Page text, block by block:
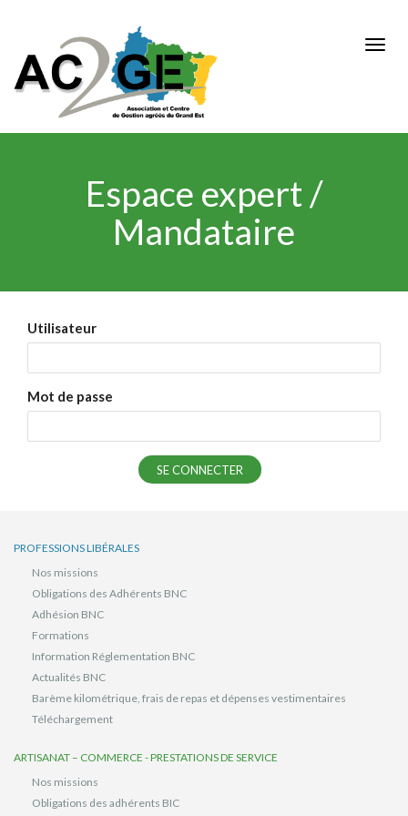
principal
Espace expert /
Mandataire
Texte
Utilisateur
Mot de passe
PROFESSIONS LIBÉRALES
Nos missions
Obligations des Adhérents BNC
Adhésion BNC
Formations
Information Réglementation BNC
Actualités BNC
Barème kilométrique, frais de repas et dépenses vestimentaires
Téléchargement
ARTISANAT – COMMERCE - PRESTATIONS DE SERVICE
Nos missions
Obligations des adhérents BIC